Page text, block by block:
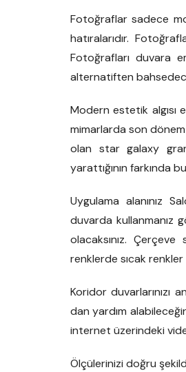
Fotoğraflar sadece
hatıralarıdır.
Fotoğrafları duvara
alternatiften
Modern estetik
mimarlarda son
olan star galaxy
yarattığının farkında
Uygulama alanınız
duvarda kullanmanız
olacaksınız.
renklerde sıcak
Koridor duvarlarınızı
dan yardım
internet üzerindeki
Ölçülerinizi doğru